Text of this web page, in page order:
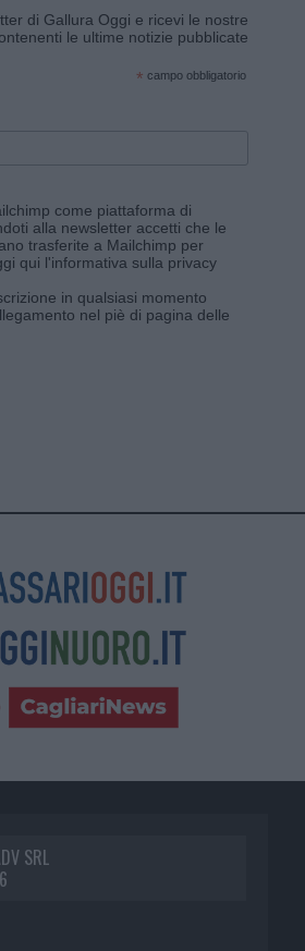
di Gallura Oggi e ricevi le nostre
le ultime notizie pubblicate
* campo obbligatorio
come piattaforma di
alla newsletter accetti che le
trasferite a Mailchimp per
qui l'informativa sulla privacy
in qualsiasi momento
nel piè di pagina delle
SRL